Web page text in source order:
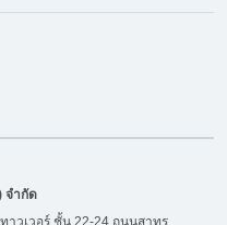
จำกัด
าวเวอร์ ชั้น 22-24 ถนนสาทร